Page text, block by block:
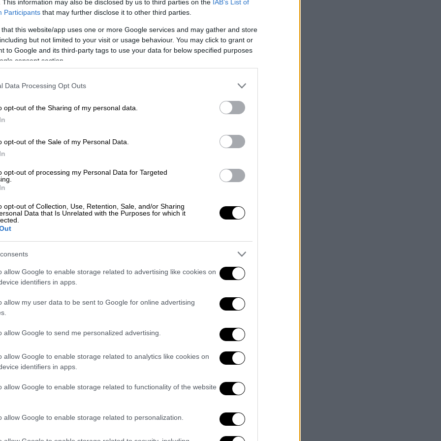
This information may also be disclosed by us to third parties on the IAB’s List of
Participants that may further disclose it to other third parties.
that this website/app uses one or more Google services and may gather and store
but not limited to your visit or usage behaviour. You may click to grant or
to Google and its third-party tags to use your data for below specified purposes
consent section.
Data Processing Opt Outs
opt-out of the Sharing of my personal data.
opt-out of the Sale of my Personal Data.
opt-out of processing my Personal Data for Targeted
opt-out of Collection, Use, Retention, Sale, and/or Sharing
Data that Is Unrelated with the Purposes for which it
allow Google to enable storage related to advertising like cookies on
identifiers in apps.
allow my user data to be sent to Google for online advertising
allow Google to send me personalized advertising.
allow Google to enable storage related to analytics like cookies on
identifiers in apps.
allow Google to enable storage related to functionality of the website
allow Google to enable storage related to personalization.
Κόσμος |17.11.2025 22:38
Η Ευρώπη επιμένει στην ειρήνη
αλλά… ετοιμάζεται για πόλεμο:
Πώς ξαφνικά οι προειδοποιήσεις
Πολωνίας και Γερμανίας «μυρίζουν
Σκληρή προειδοποίηση για την
ασφάλεια της Ευρώπης απηύθυνε και
ο Γερμανός υπουργός Άμυνας, Μπόρις
περασμένο καλοκαίρι μπορεί να ήταν
«Κατρακύλας» συνέχεια στο
Σε καθεστώς αποσυντονισμού
Μουσείου μετά τη μεγάλη ληστεία
Ανατροπή με τον θάνατο μητέρας
ξενοδοχείο στην Τουρκία -
Εξετάζεται δηλητηρίαση από
εντομοκτόνο
το φως της δημοσιότητας αναφορικά